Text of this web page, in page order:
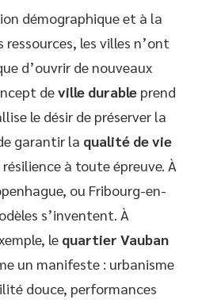
démographique et à la
les villes n’ont
d’ouvrir de nouveaux
deville durable prend
le désir de préserver la
garantir la qualité de vie
à toute épreuve. À
ou Fribourg-en-
s’inventent. À
le quartier Vauban
un manifeste : urbanisme
douce, performances